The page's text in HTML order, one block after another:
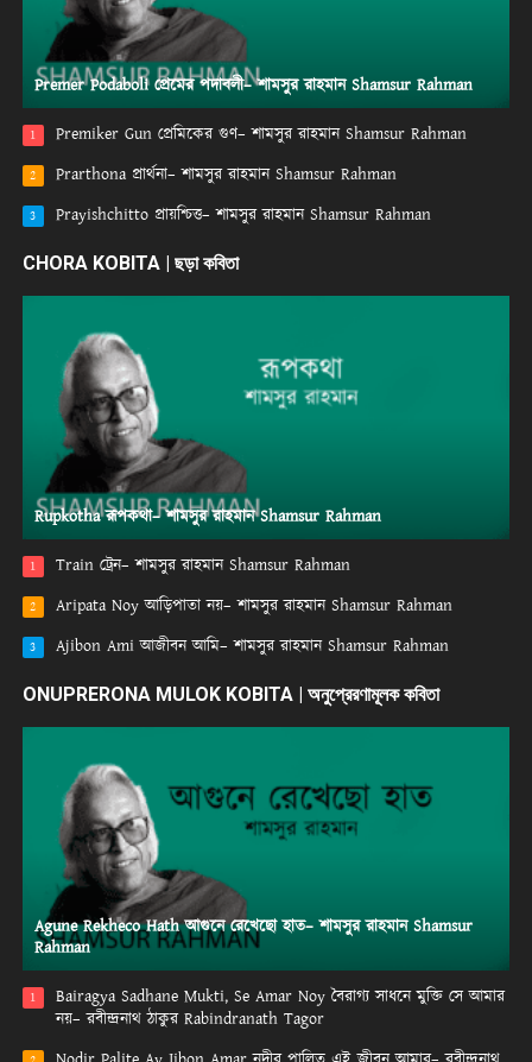
Premer Podaboli প্রেমের পদাবলী– শামসুর রাহমান Shamsur Rahman
1 Premiker Gun প্রেমিকের গুণ– শামসুর রাহমান Shamsur Rahman
2 Prarthona প্রার্থনা– শামসুর রাহমান Shamsur Rahman
3 Prayishchitto প্রায়শ্চিত্ত– শামসুর রাহমান Shamsur Rahman
CHORA KOBITA | ছড়া কবিতা
Rupkotha রূপকথা– শামসুর রাহমান Shamsur Rahman
1 Train ট্রেন– শামসুর রাহমান Shamsur Rahman
2 Aripata Noy আড়িপাতা নয়– শামসুর রাহমান Shamsur Rahman
3 Ajibon Ami আজীবন আমি– শামসুর রাহমান Shamsur Rahman
ONUPRERONA MULOK KOBITA | অনুপ্রেরণামূলক কবিতা
Agune Rekheco Hath আগুনে রেখেছো হাত– শামসুর রাহমান Shamsur
Rahman
1
Bairagya Sadhane Mukti, Se Amar Noy বৈরাগ্য সাধনে মুক্তি সে আমার
নয়– রবীন্দ্রনাথ ঠাকুর Rabindranath Tagor